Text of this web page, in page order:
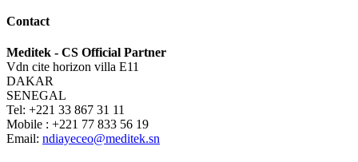
Contact
Meditek - CS Official Partner
Vdn cite horizon villa E11
DAKAR
SENEGAL
Tel: +221 33 867 31 11
Mobile : +221 77 833 56 19
Email: ndiayeceo@meditek.sn